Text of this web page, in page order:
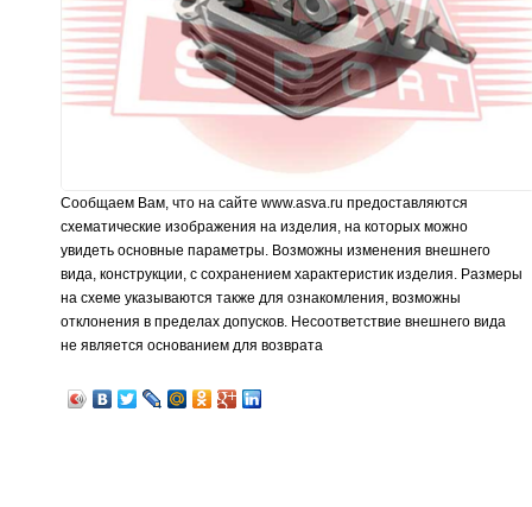
Сообщаем Вам, что на сайте www.asva.ru предоставляются
схематические изображения на изделия, на которых можно
увидеть основные параметры. Возможны изменения внешнего
вида, конструкции, с сохранением характеристик изделия. Размеры
на схеме указываются также для ознакомления, возможны
отклонения в пределах допусков. Несоответствие внешнего вида
не является основанием для возврата